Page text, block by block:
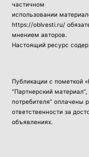
частичном
использовании
https://oblvesti.ru/
мнением авторов.
Настоящий ресурс
Публикации с пометкой
“Партнерский
потребителя” оплачены
ответственности за
объявлениях.